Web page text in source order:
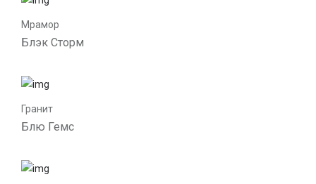
Мрамор
Блэк Сторм
Гранит
Блю Гемс